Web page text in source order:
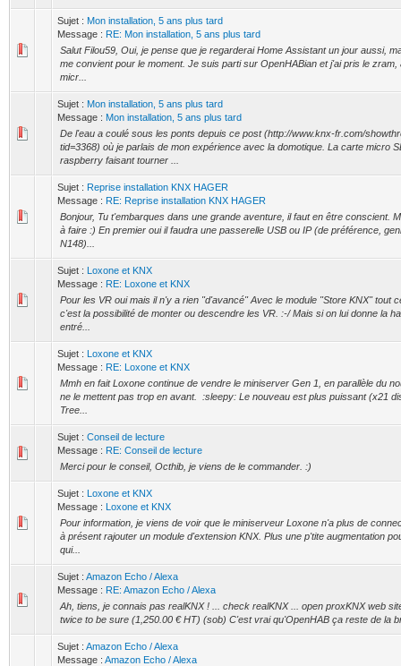
Sujet : Mon installation, 5 ans plus tard
Message : RE: Mon installation, 5 ans plus tard
Salut Filou59, Oui, je pense que je regarderai Home Assistant un jour aussi,
me convient pour le moment. Je suis parti sur OpenHABian et j'ai pris le zram,
micr...
Sujet : Mon installation, 5 ans plus tard
Message : Mon installation, 5 ans plus tard
De l'eau a coulé sous les ponts depuis ce post (http://www.knx-fr.com/
tid=3368) où je parlais de mon expérience avec la domotique. La carte micro
raspberry faisant tourner ...
Sujet : Reprise installation KNX HAGER
Message : RE: Reprise installation KNX HAGER
Bonjour, Tu t'embarques dans une grande aventure, il faut en être conscient.
à faire :) En premier oui il faudra une passerelle USB ou IP (de préférence,
N148)...
Sujet : Loxone et KNX
Message : RE: Loxone et KNX
Pour les VR oui mais il n'y a rien "d'avancé" Avec le module "Store KNX" tout
c'est la possibilité de monter ou descendre les VR. :-/ Mais si on lui donne la
entré...
Sujet : Loxone et KNX
Message : RE: Loxone et KNX
Mmh en fait Loxone continue de vendre le miniserver Gen 1, en parallèle du
ne le mettent pas trop en avant. :sleepy: Le nouveau est plus puissant (x21
Tree...
Sujet : Conseil de lecture
Message : RE: Conseil de lecture
Merci pour le conseil, Octhib, je viens de le commander. :)
Sujet : Loxone et KNX
Message : Loxone et KNX
Pour information, je viens de voir que le miniserveur Loxone n'a plus de
à présent rajouter un module d'extension KNX. Plus une p'tite augmentation
qui...
Sujet : Amazon Echo / Alexa
Message : RE: Amazon Echo / Alexa
Ah, tiens, je connais pas realKNX ! ... check realKNX ... open proxKNX web
twice to be sure (1,250.00 € HT) (sob) C'est vrai qu'OpenHAB ça reste de la
Sujet : Amazon Echo / Alexa
Message : Amazon Echo / Alexa